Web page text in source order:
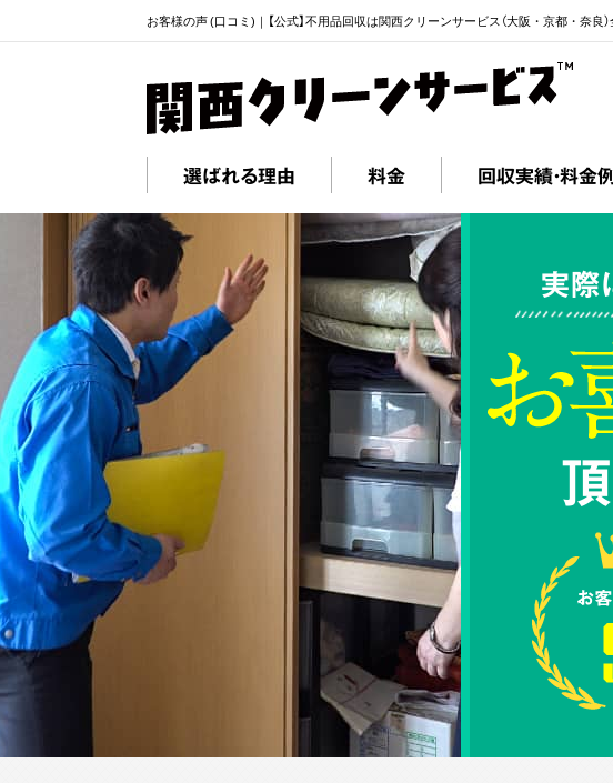
お客様の声 (口コミ)｜【公式】不用品回収は関西クリーンサービス（大阪・京都・奈良）
選ばれる理由 料金 回収実績・料金
実際